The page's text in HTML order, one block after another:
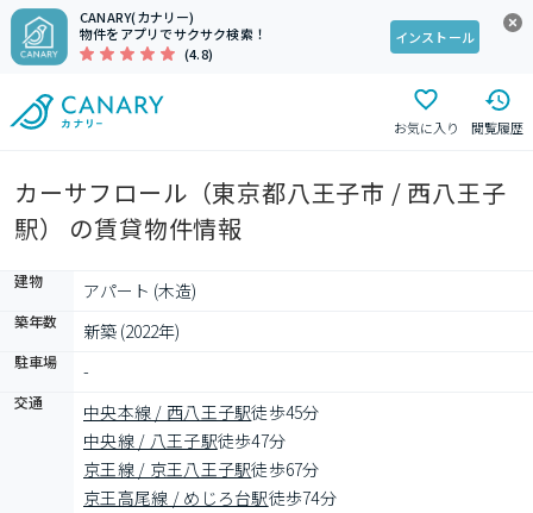
CANARY(カナリー)
物件をアプリでサクサク検索！
(4.8)
インストール
お気に入り 閲覧履歴
カーサフロール（東京都八王子市 / 西八王子
駅） の賃貸物件情報
建物 アパート (木造)
築年数 新築 (2022年)
駐車場 -
交通 中央本線 / 西八王子駅徒歩45分
中央線 / 八王子駅徒歩47分
京王線 / 京王八王子駅徒歩67分
京王高尾線 / めじろ台駅徒歩74分